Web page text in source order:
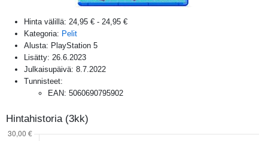
Hinta välillä: 24,95 € - 24,95 €
Kategoria: Pelit
Alusta: PlayStation 5
Lisätty: 26.6.2023
Julkaisupäivä: 8.7.2022
Tunnisteet:
EAN: 5060690795902
Hintahistoria (3kk)